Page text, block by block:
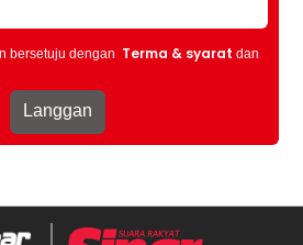
bersetuju dengan Terma & syarat dan